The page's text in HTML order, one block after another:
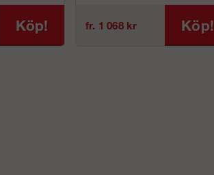
Köp! fr. 1 068 kr Köp!